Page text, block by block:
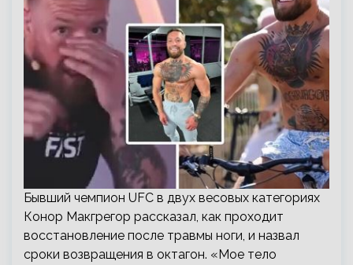
Бывший чемпион UFC в двух весовых категориях
Конор Макгрегор рассказал, как проходит
восстановление после травмы ноги, и назвал
сроки возвращения в октагон. «Мое тело